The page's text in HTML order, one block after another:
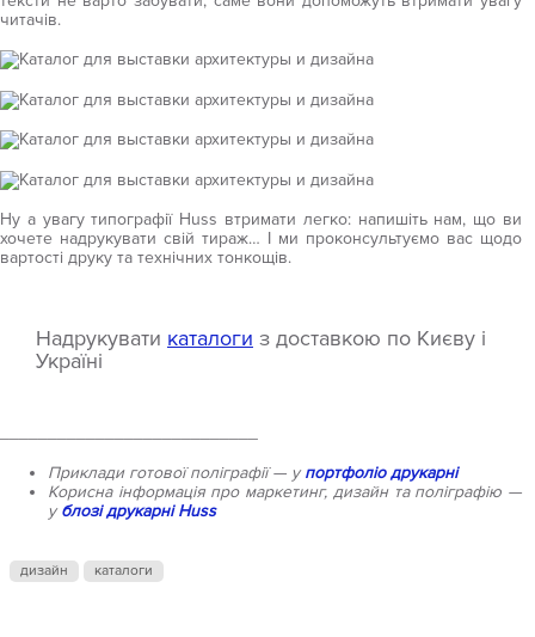
читачів.
Ну а увагу типографії Huss втримати легко: напишіть нам, що ви
хочете надрукувати свій тираж… І ми проконсультуємо вас щодо
вартості друку та технічних тонкощів.
Надрукувати каталоги з доставкою по Києву і
Україні
Приклади готової поліграфії — упортфоліо друкарні
Корисна інформація про маркетинг, дизайн та поліграфію —
ублозі друкарні Huss
дизайн каталоги